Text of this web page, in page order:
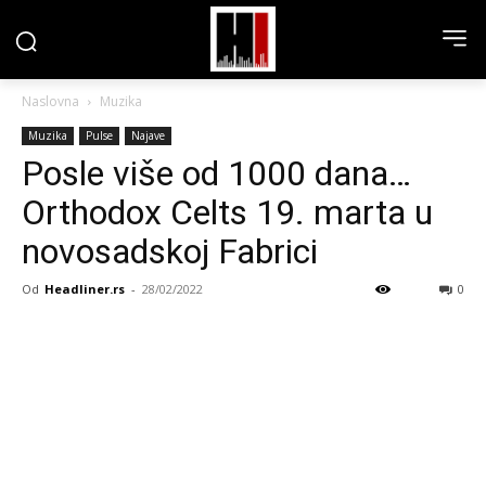
Naslovna Muzika
Muzika Pulse Najave
Posle više od 1000 dana…
Orthodox Celts 19. marta u
novosadskoj Fabrici
Od Headliner.rs - 28/02/2022 0